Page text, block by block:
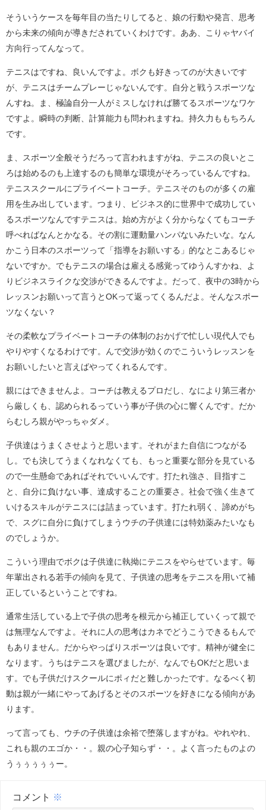
そういうケースを毎年目の当たりしてると、娘の行動や発言、思考
から未来の傾向が導きだされていくわけです。ああ、こりゃヤバイ
方向行ってんなって。
テニスはですね、良いんですよ。ボクも好きってのが大きいです
が、テニスはチームプレーじゃないんです。自分と戦うスポーツな
んすね。ま、極論自分一人がミスしなければ勝てるスポーツなワケ
ですよ。瞬時の判断、計算能力も問われますね。持久力ももちろん
です。
ま、スポーツ全般そうだろって言われますがね、テニスの良いとこ
ろは始めるのも上達するのも簡単な環境がそろっているんですね。
テニススクールにプライベートコーチ。テニスそのものが多くの雇
用を生み出しています。つまり、ビジネス的に世界中で成功してい
るスポーツなんですテニスは。始め方がよく分からなくてもコーチ
呼べればなんとかなる。その割に運動量ハンパないみたいな。なん
かこう日本のスポーツって「指導をお願いする」的なとこあるじゃ
ないですか。でもテニスの場合は雇える感覚ってゆうんすかね、よ
りビジネスライクな交渉ができるんですよ。だって、夜中の3時から
レッスンお願いって言うとOKって返ってくるんだよ。そんなスポー
ツなくない？
その柔軟なプライベートコーチの体制のおかげで忙しい現代人でも
やりやすくなるわけです。んで交渉が効くのでこういうレッスンを
お願いしたいと言えばやってくれるんです。
親にはできませんよ。コーチは教えるプロだし、なにより第三者か
ら厳しくも、認められるっていう事が子供の心に響くんです。だか
らむしろ親がやっちゃダメ。
子供達はうまくさせようと思います。それがまた自信につながる
し。でも決してうまくなれなくても、もっと重要な部分を見ている
ので一生懸命であればそれでいいんです。打たれ強さ、目指すこ
と、自分に負けない事、達成することの重要さ。社会で強く生きて
いけるスキルがテニスには詰まっています。打たれ弱く、諦めがち
で、スグに自分に負けてしまうウチの子供達には特効薬みたいなも
のでしょうか。
こういう理由でボクは子供達に執拗にテニスをやらせています。毎
年輩出される若手の傾向を見て、子供達の思考をテニスを用いて補
正しているということですね。
通常生活している上で子供の思考を根元から補正していくって親で
は無理なんですよ。それに人の思考はカネでどうこうできるもんで
もありません。だからやっぱりスポーツは良いです。精神が健全に
なります。うちはテニスを選びましたが、なんでもOKだと思いま
す。でも子供だけスクールにポィだと難しかったです。なるべく初
動は親が一緒にやってあげるとそのスポーツを好きになる傾向があ
ります。
って言っても、ウチの子供達は余裕で堕落しますがね。やれやれ、
これも親のエゴか・・。親の心子知らず・・。よく言ったものよの
うぅぅぅぅぅー。
コメント ※